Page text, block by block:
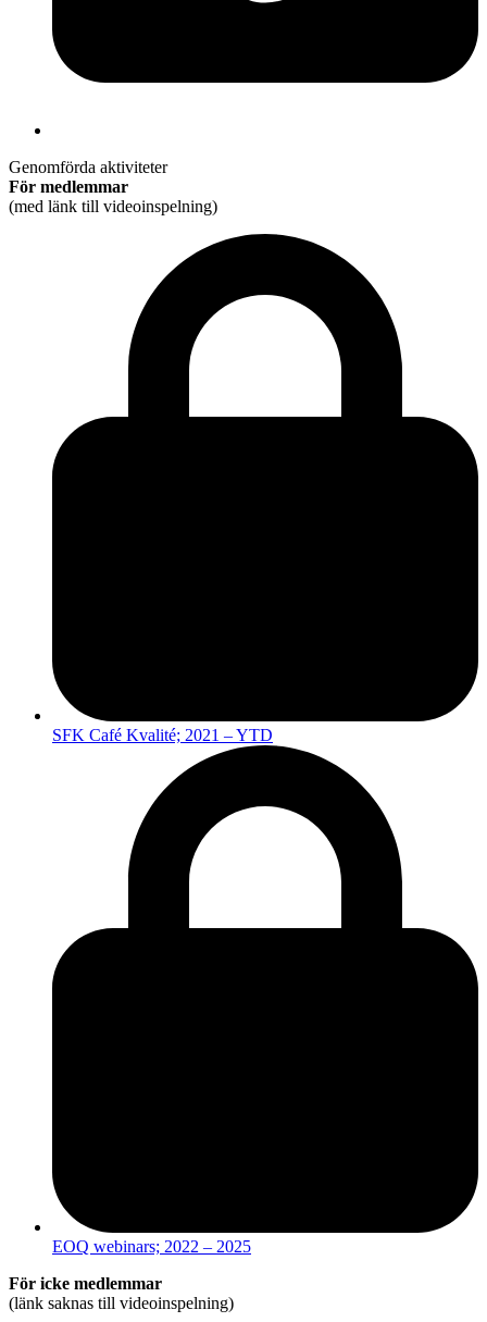
Genomförda aktiviteter
För medlemmar
(med länk till videoinspelning)
SFK Café Kvalité; 2021 – YTD
EOQ webinars; 2022 – 2025
För icke medlemmar
(länk saknas till videoinspelning)